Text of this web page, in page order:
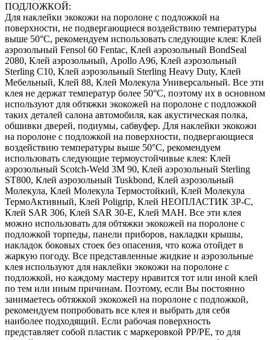
ПОДЛОЖКОЙ:
Для наклейки экокожи на поролоне с подложкой на
поверхности, не подвергающиеся воздействию температуры
выше 50°С, рекомендуем использовать следующие клея: Клей
аэрозольный Fensol 60 Fentac, Клей аэрозольный BondSeal
2080, Клей аэрозольный, Apollo A96, Клей аэрозольный
Sterling C10, Клей аэрозольный Sterling Heavy Duty, Клей
Мебельный, Клей 88, Клей Молекула Универсальный. Все эти
клея не держат температур более 50°С, поэтому их в основном
используют для обтяжки экокожей на поролоне с подложкой
таких деталей салона автомобиля, как акустическая полка,
обшивки дверей, подиумы, сабвуфер. Для наклейки экокожи
на поролоне с подложкой на поверхности, подвергающиеся
воздействию температуры выше 50°С, рекомендуем
использовать следующие термоустойчивые клея: Клей
аэрозольный Scotch-Weld 3M 90, Клей аэрозольный Sterling
ST800, Клей аэрозольный Tuskbond, Клей аэрозольный
Молекула, Клей Молекула Термостойкий, Клей Молекула
ТермоАктивный, Клей Poligrip, Клей НЕОПЛАСТИК 3P-C,
Клей SAR 306, Клей SAR 30-E, Клей MAH. Все эти клея
можно использовать для обтяжки экокожей на поролоне с
подложкой торпеды, панели приборов, накладки крышы,
накладок боковых стоек без опасения, что кожа отойдет в
жаркую погоду. Все представленные жидкие и аэрозольные
клея используют для наклейки экокожи на поролоне с
подложкой, но каждому мастеру нравится тот или иной клей
по тем или иным причинам. Поэтому, если Вы постоянно
занимаетесь обтяжкой экокожей на поролоне с подложкой,
рекомендуем попробовать все клея и выбрать для себя
наиболее подходящий. Если рабочая поверхность
представляет собой пластик с маркеровкой PP/PE, то для